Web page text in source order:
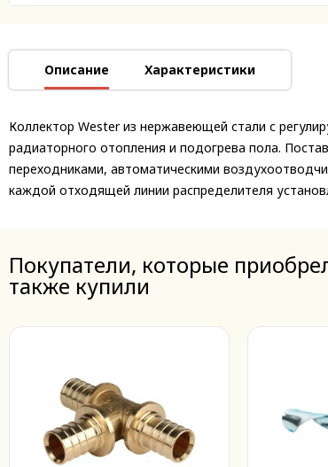
Описание Характеристики
Коллектор Wester из нержавеющей стали с
радиаторного отопления и подогрева пола.
переходниками, автоматическими
каждой отходящей линии распределителя
Покупатели, которые
также купили